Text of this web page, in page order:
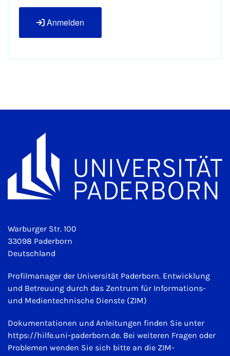
Anmelden
Warburger Str. 100
33098 Paderborn
Deutschland
Profilmanager der Universität Paderborn. Entwicklung
und Betreuung durch das Zentrum für Informations-
und Medientechnische Dienste (ZIM)
Dokumentationen und Anleitungen finden Sie unter
https://hilfe.uni-paderborn.de. Bei weiteren Fragen oder
Problemen wenden Sie sich bitte an die ZIM-